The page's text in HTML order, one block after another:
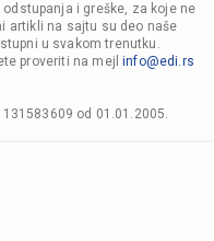
i greške, za koje ne
artikli na sajtu su deo naše
u svakom trenutku.
proveriti na mejlinfo@edi.rs
od 01.01.2005.